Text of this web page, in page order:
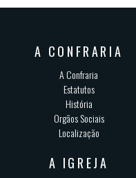
A CONFRARIA
A Confraria
Estatutos
História
Orgãos Sociais
Localização
A IGREJA